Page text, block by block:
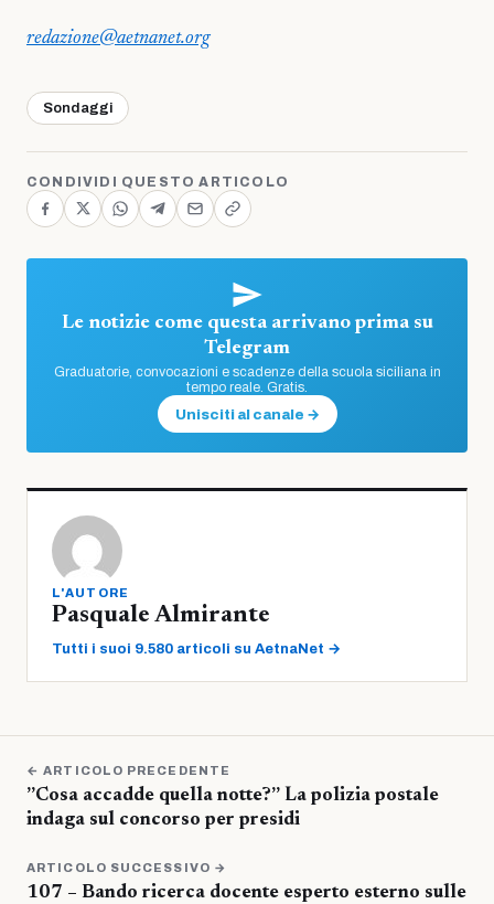
redazione@aetnanet.org
Sondaggi
CONDIVIDI QUESTO ARTICOLO
Le notizie come questa arrivano prima su
Telegram
Graduatorie, convocazioni e scadenze della scuola siciliana in
tempo reale. Gratis.
Unisciti al canale →
L'AUTORE
Pasquale Almirante
Tutti i suoi 9.580 articoli su AetnaNet →
← ARTICOLO PRECEDENTE
”Cosa accadde quella notte?” La polizia postale
indaga sul concorso per presidi
ARTICOLO SUCCESSIVO →
107 – Bando ricerca docente esperto esterno sulle